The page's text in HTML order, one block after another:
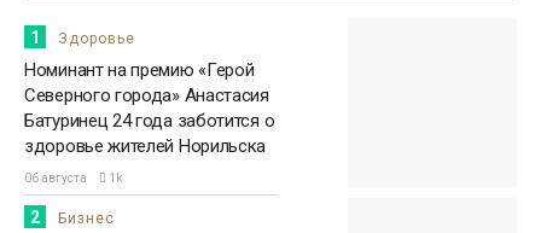
1 Здоровье
Номинант на премию «Герой
Северного города» Анастасия
Батуринец 24 года заботится о
здоровье жителей Норильска
06 августа 1k
2 Бизнес